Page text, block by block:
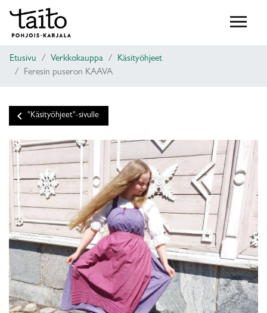
Etusivu Verkkokauppa
Käsityöhjeet
Feresin puseron KAAVA
keyboard_arrow_left "Käsityöhjeet"-sivulle